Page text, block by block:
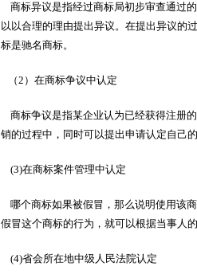
商标异议是指经过商标局初步审查通过
以以合理的理由提出异议。在提出异议的
标是驰名商标。
（2）在商标争议中认定
商标争议是指某企业认为已经获得注册
销的过程中，同时可以提出申请认定自己
(3)在商标案件管理中认定
哪个商标如果被假冒，那么说明使用该
假冒这个商标的行为，就可以根据当事人
(4)省会所在地中级人民法院认定